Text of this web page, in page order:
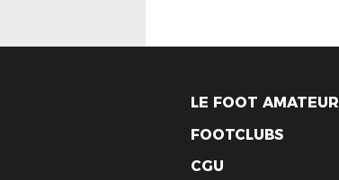
LE FOOT AMATEUR
FOOTCLUBS
CGU